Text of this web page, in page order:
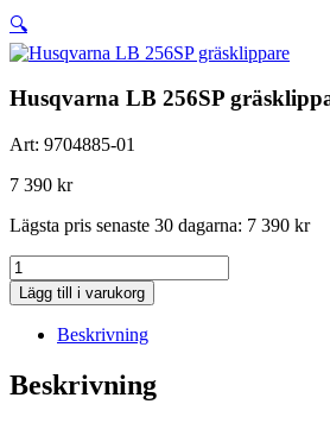
🔍
Husqvarna LB 256SP
Art: 9704885-01
7 390 kr
Lägsta pris senaste 30 dagarna: 7 390 kr
Husqvarna
LB
256SP
gräsklippare
mängd
Lägg till i varukorg
Beskrivning
Beskrivning